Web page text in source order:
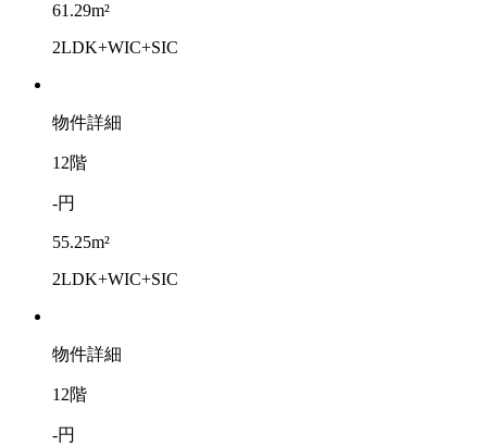
61.29m²
2LDK+WIC+SIC
物件詳細
12階
-円
55.25m²
2LDK+WIC+SIC
物件詳細
12階
-円